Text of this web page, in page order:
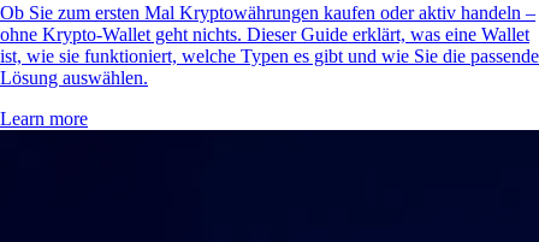
Ob Sie zum ersten Mal Kryptowährungen kaufen oder aktiv handeln –
ohne Krypto-Wallet geht nichts. Dieser Guide erklärt, was eine Wallet
ist, wie sie funktioniert, welche Typen es gibt und wie Sie die passende
Lösung auswählen.
Learn more